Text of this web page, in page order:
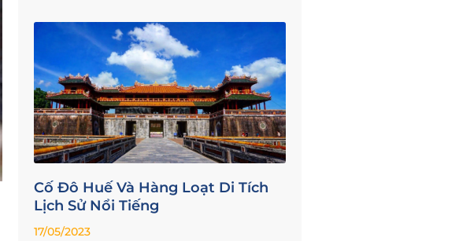
Cố Đô Huế Và Hàng Loạt Di Tích
Lịch Sử Nổi Tiếng
17/05/2023